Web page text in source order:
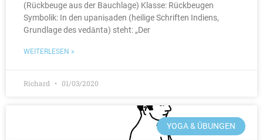
(Rückbeuge aus der Bauchlage) Klasse: Rückbeugen
Symbolik: In den upaniṣaden (heilige Schriften Indiens,
Grundlage des vedānta) steht: „Der
WEITERLESEN »
Richard 01/03/2020
YOGA & ÜBUNGEN